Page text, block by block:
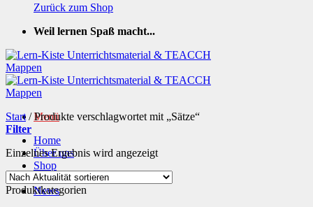
Zurück zum Shop
Weil lernen Spaß macht...
Menü
Home
Über uns
Shop
Info
News
Start /Produkte verschlagwortet mit „Sätze“
Filter
Einzelnes Ergebnis wird angezeigt
Produktkategorien